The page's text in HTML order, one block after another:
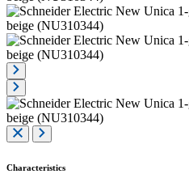
Characteristics